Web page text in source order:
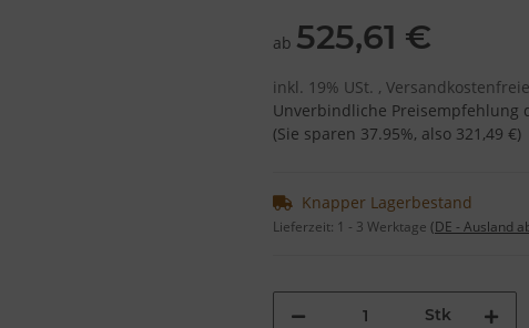
ab 525,61 €
inkl. 19% USt. ,
Unverbindliche Preisempfehlung
(Sie sparen 37.95%, also 321,49 €)
Knapper Lagerbestand
Lieferzeit: 1 - 3 Werktage (DE - Ausland
Stk